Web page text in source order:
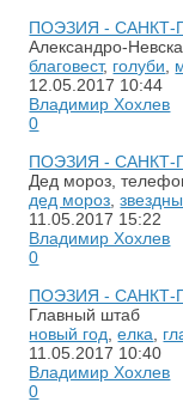
ПОЭЗИЯ - САНКТ-
Александро-
благовест, голуби
12.05.2017 10:44
Владимир Хохлев
0
ПОЭЗИЯ - САНКТ-
Дед мороз,
дед мороз ,
11.05.2017 15:22
Владимир Хохлев
0
ПОЭЗИЯ - САНКТ-
Главный штаб
новый год ,елка
11.05.2017 10:40
Владимир Хохлев
0